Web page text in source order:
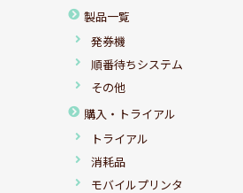
製品一覧
発券機
順番待ちシステム
その他
購入・トライアル
トライアル
消耗品
モバイルプリンタ